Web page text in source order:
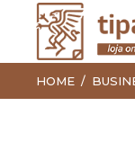
HOME